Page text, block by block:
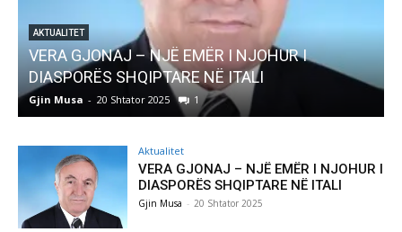
AKTUALITET
Pregaditi Gjin Musa-Rome- Shtator 2025
Gjin Musa - 8 Shtator 2025
Aktualitet
VERA GJONAJ – NJË EMËR I NJOHUR I
DIASPORËS SHQIPTARE NË ITALI
Gjin Musa - 20 Shtator 2025